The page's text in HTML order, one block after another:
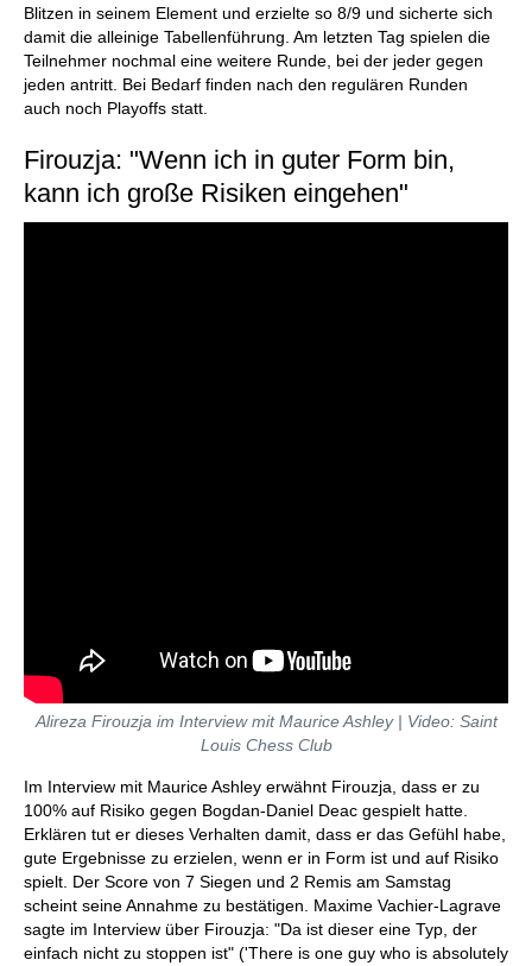
Blitzen in seinem Element und erzielte so 8/9 und sicherte sich
damit die alleinige Tabellenführung. Am letzten Tag spielen die
Teilnehmer nochmal eine weitere Runde, bei der jeder gegen
jeden antritt. Bei Bedarf finden nach den regulären Runden
auch noch Playoffs statt.
Firouzja: "Wenn ich in guter Form bin,
kann ich große Risiken eingehen"
Alireza Firouzja im Interview mit Maurice Ashley | Video: Saint
Louis Chess Club
Im Interview mit Maurice Ashley erwähnt Firouzja, dass er zu
100% auf Risiko gegen Bogdan-Daniel Deac gespielt hatte.
Erklären tut er dieses Verhalten damit, dass er das Gefühl habe,
gute Ergebnisse zu erzielen, wenn er in Form ist und auf Risiko
spielt. Der Score von 7 Siegen und 2 Remis am Samstag
scheint seine Annahme zu bestätigen. Maxime Vachier-Lagrave
sagte im Interview über Firouzja: "Da ist dieser eine Typ, der
einfach nicht zu stoppen ist" ('There is one guy who is absolutely